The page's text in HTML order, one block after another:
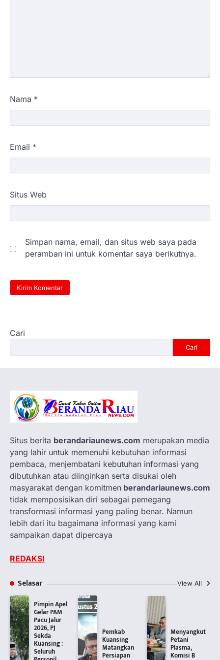
Nama *
Email *
Situs Web
Simpan nama, email, dan situs web saya pada
peramban ini untuk komentar saya berikutnya.
Cari
Cari
Situs berita berandariaunews.com merupakan media
yang lahir untuk memenuhi kebutuhan informasi
pembaca, menjembatani kebutuhan informasi yang
dibutuhkan atau diinginkan serta disukai oleh
masyarakat dengan komitmen berandariaunews.com
tidak memposisikan diri sebagai pemegang
transformasi informasi yang paling benar. Namun
lebih dari itu bagaimana informasi yang kami
sampaikan dapat dipercaya
REDAKSI
Selasar View All
Pimpin Apel
Gelar PAM
Pacu Jalur
2026, PJ
Sekda
Kuansing :
Seluruh
Pemkab
Kuansing
Matangkan
Persiapan
Menyangkut
Petani
Plasma,
Komisi B